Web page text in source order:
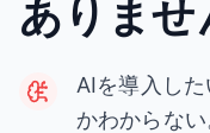
ありませ
AIを導入し
かわからない